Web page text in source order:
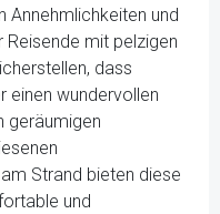
Annehmlichkeiten und
Reisende mit pelzigen
dass
einen wundervollen
geräumigen
Strand bieten diese
und